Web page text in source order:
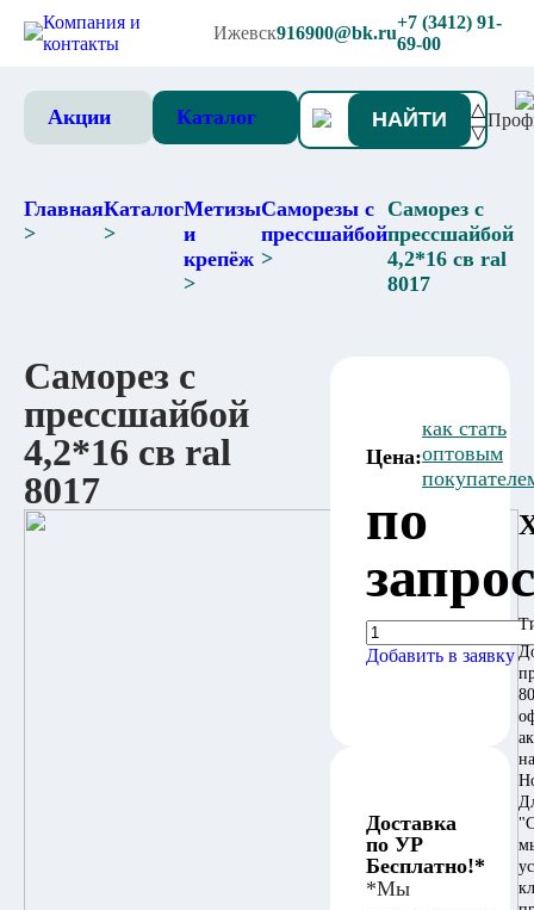
Компания и
контакты
Ижевск916900@bk.ru
+7 (3412) 91-
69-00
Акции Каталог НАЙТИ
△
▽
Главная
>
Каталог
>
Метизы
и
крепёж
>
Саморезы с
прессшайбой
>
Саморез с
прессшайбой
4,2*16 св ral
8017
Саморез с
прессшайбой
4,2*16 св ral
8017
Цена:
как стать
оптовым
по
Добавить в заявку
Доставка
по УР
Бесплатно!*
*Мы